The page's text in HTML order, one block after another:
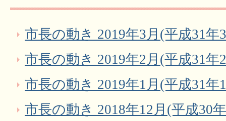
市長の動き 2019年3月(平成31年
市長の動き 2019年2月(平成31年
市長の動き 2019年1月(平成31年
市長の動き 2018年12月(平成30